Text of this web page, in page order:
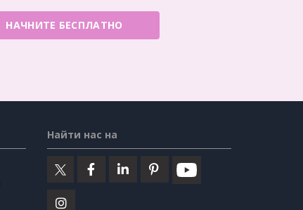
НАЧНИТЕ БЕСПЛАТНО
Найти нас на